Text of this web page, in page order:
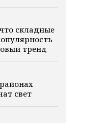
складные
тренд
свет